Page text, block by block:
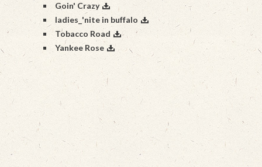
Goin' Crazy
ladies_'nite in buffalo
Tobacco Road
Yankee Rose